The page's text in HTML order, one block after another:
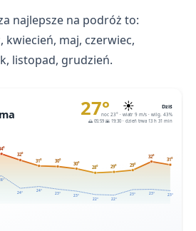
najlepsze na podróż to:
kwiecień, maj, czerwiec,
listopad, grudzień.